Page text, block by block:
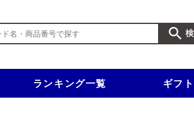
ランキング一覧 ギフト
新規入会で3千円以上で使える500円クーポンを進呈！